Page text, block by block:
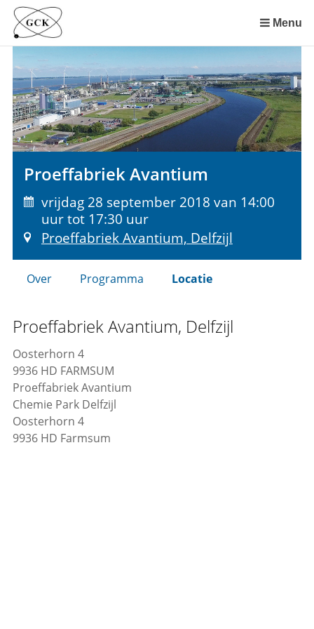
Sla
links
over
Spring
naar
de
inhoud
Spring
naar
menu
Menu
Proeffabriek Avantium
vrijdag 28 september 2018 van 14:00
uur tot 17:30 uur
Proeffabriek Avantium, Delfzijl
Over Programma Locatie
Proeffabriek Avantium, Delfzijl
Oosterhorn 4
9936 HD FARMSUM
Proeffabriek Avantium
Chemie Park Delfzijl
Oosterhorn 4
9936 HD Farmsum